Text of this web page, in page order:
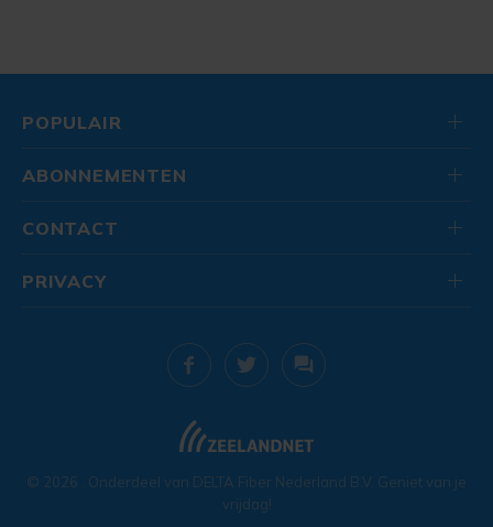
POPULAIR
ABONNEMENTEN
CONTACT
© 2026 . Onderdeel van DELTA Fiber Nederland B.V. Geniet van je
vrijdag!
PRIVACY